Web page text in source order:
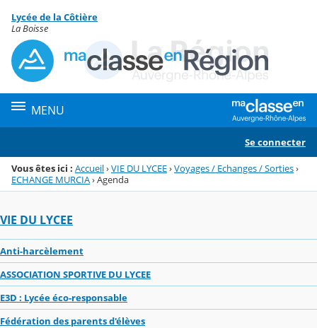
Menu de la rubrique
Contenu
Lycée de la Côtière
La Boisse
MENU
Se connecter
Vous êtes ici : Accueil›VIE DU LYCEE›Voyages / Echanges / Sorties›
ECHANGE MURCIA›Agenda
VIE DU LYCEE
Anti-harcèlement
ASSOCIATION SPORTIVE DU LYCEE
E3D : Lycée éco-responsable
Fédération des parents d'élèves